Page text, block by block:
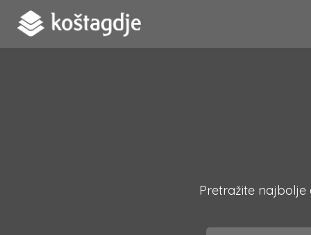
Pretražite najbolje